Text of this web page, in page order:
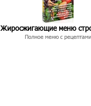
Жиросжигающие меню
Полное меню с рецептами